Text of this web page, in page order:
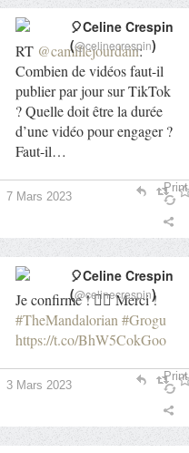
RT @camillejourdain:
Combien de vidéos faut-il
publier par jour sur TikTok
? Quelle doit être la durée
d’une vidéo pour engager ?
Faut-il…
🎈Celine Crespin
(@celinecrespin)
7 Mars 2023
Print
Je confirme ! 👍🏻 Merci !
#TheMandalorian #Grogu
https://t.co/BhW5CokGoo
🎈Celine Crespin
(@celinecrespin)
3 Mars 2023
Print